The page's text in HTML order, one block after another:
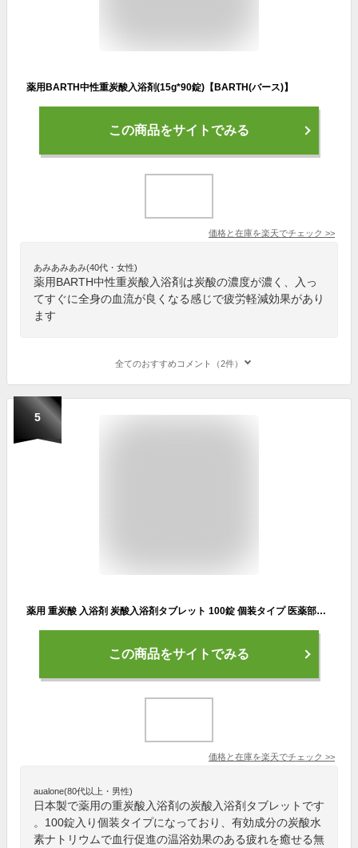
薬用BARTH中性重炭酸入浴剤(15g*90錠)【BARTH(バース)】
この商品をサイトでみる
価格と在庫を楽天でチェック >>
あみあみあみ(40代・女性)
薬用BARTH中性重炭酸入浴剤は炭酸の濃度が濃く、入っ
てすぐに全身の血流が良くなる感じで疲労軽減効果があり
ます
全てのおすすめコメント（2件）
5
薬用 重炭酸 入浴剤 炭酸入浴剤タブレット 100錠 個装タイプ 医薬部外品 日本製
この商品をサイトでみる
価格と在庫を楽天でチェック >>
aualone(80代以上・男性)
日本製で薬用の重炭酸入浴剤の炭酸入浴剤タブレットです
。100錠入り個装タイプになっており、有効成分の炭酸水
素ナトリウムで血行促進の温浴効果のある疲れを癒せる無